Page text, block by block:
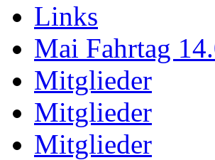
Links
Mai Fahrtag
Mitglieder
Mitglieder
Mitglieder